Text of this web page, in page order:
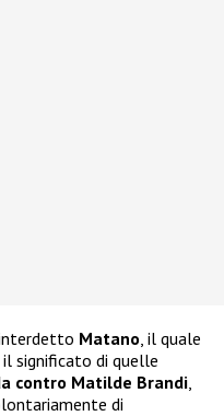
Matano, il quale
significato di quelle
contro Matilde Brandi,
di